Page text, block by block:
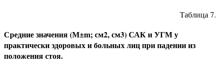
Таблица 7.
Средние значения (М±m; см2, см3) САК и УГМ у
практически здоровых и больных лиц при падении из
положения стоя.